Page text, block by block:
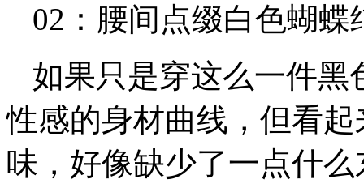
02：腰间点缀白色蝴
如果只是穿这么一件黑
性感的身材曲线，但看
味，好像缺少了一点什